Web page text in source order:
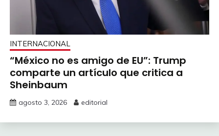
INTERNACIONAL
“México no es amigo de EU”: Trump
comparte un artículo que critica a
Sheinbaum
agosto 3, 2026 editorial